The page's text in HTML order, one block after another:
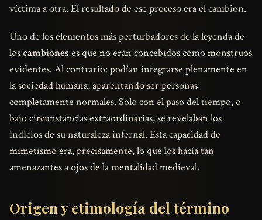
víctima a otra. El resultado de ese proceso era el cambion.
Uno de los elementos más perturbadores de la leyenda de
loscambiones es que no eran concebidos como monstruos
evidentes. Al contrario: podían integrarse plenamente en
la sociedad humana, aparentando ser personas
completamente normales. Solo con el paso del tiempo, o
bajo circunstancias extraordinarias, se revelaban los
indicios de su naturaleza infernal. Esta capacidad de
mimetismo era, precisamente, lo que los hacía tan
amenazantes a ojos de la mentalidad medieval.
Origen y etimología del término